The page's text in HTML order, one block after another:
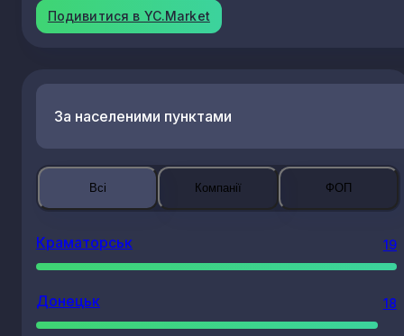
Подивитися в YC.Market
За населеними пунктами
Всі Компанії ФОП
Краматорськ 19
Донецьк 18